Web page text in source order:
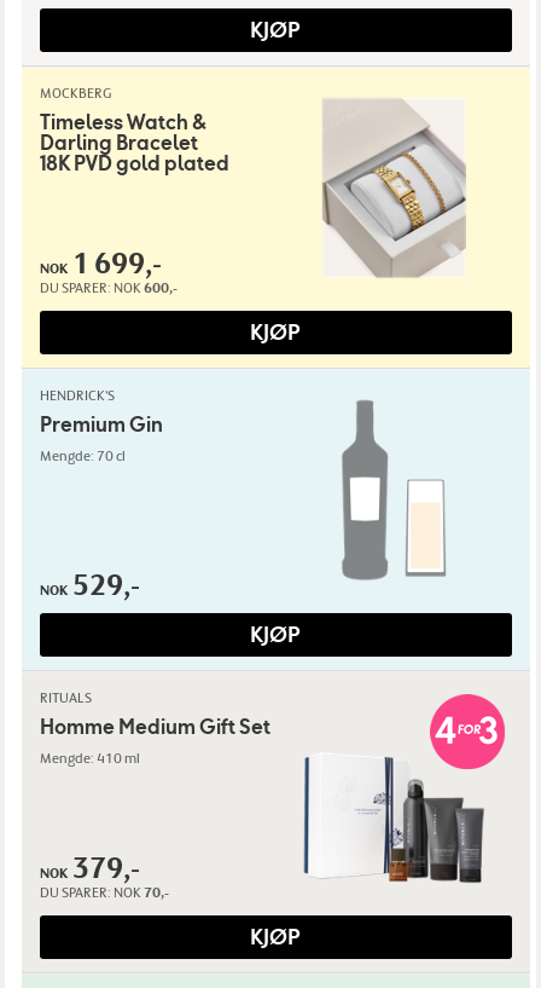
KJØP
MOCKBERG
Timeless Watch &
Darling Bracelet
18K PVD gold plated
NOK 1 699,-
DU SPARER: NOK 600,-
KJØP
HENDRICK'S
Premium Gin
Mengde: 70 cl
NOK 529,-
KJØP
RITUALS
Homme Medium Gift Set
Mengde: 410 ml
NOK 379,-
DU SPARER: NOK 70,-
KJØP